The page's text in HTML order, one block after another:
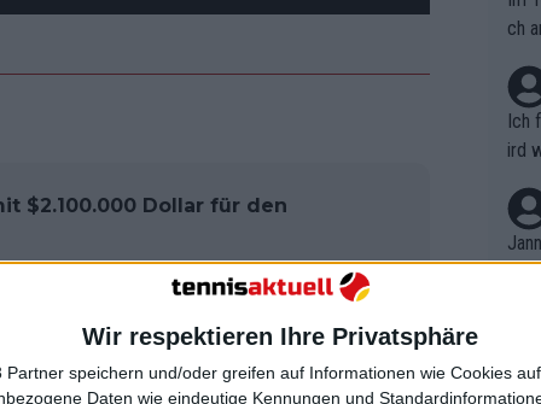
Wir respektieren Ihre Privatsphäre
Partner speichern und/oder greifen auf Informationen wie Cookies
Daten wie eindeutige Kennungen und
$2.100.000 Dollar für den
2:1 und sicherte sich damit den
die Briten Daniel Evans und
Gonzalez und Andres Molteni mit
ch
Ich
ird
r in
em
t,
n